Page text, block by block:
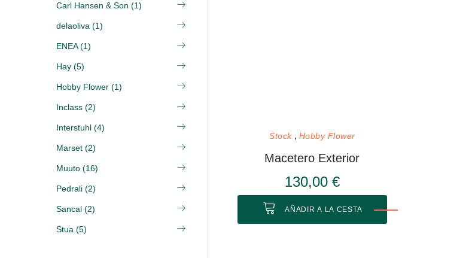
Stock Hobby Flower
Macetero Exterior
130,00 €
AÑADIR A LA CESTA
Carl Hansen & Son (1)
delaoliva (1)
ENEA (1)
Hay (5)
Hobby Flower (1)
Inclass (2)
Interstuhl (4)
Marset (2)
Muuto (16)
Pedrali (2)
Sancal (2)
Stua (5)